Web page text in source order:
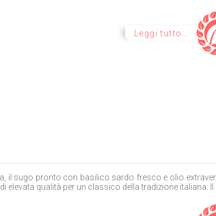
Leggi tutto...
il sugo pronto con basilico sardo fresco e olio
elevata qualità per un classico della tradizione italiana. Il...